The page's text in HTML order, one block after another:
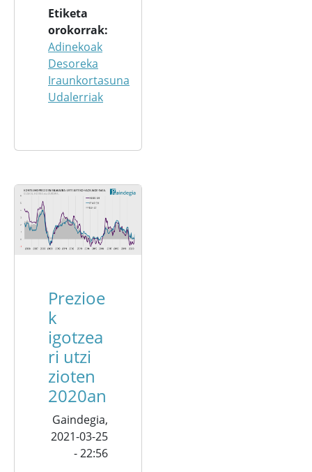
Etiketa
orokorrak
Adinekoak
Desoreka
Iraunkortasuna
Udalerriak
Prezioe
k
igotzea
ri utzi
zioten
2020an
Gaindegia,
2021-03-25
- 22:56